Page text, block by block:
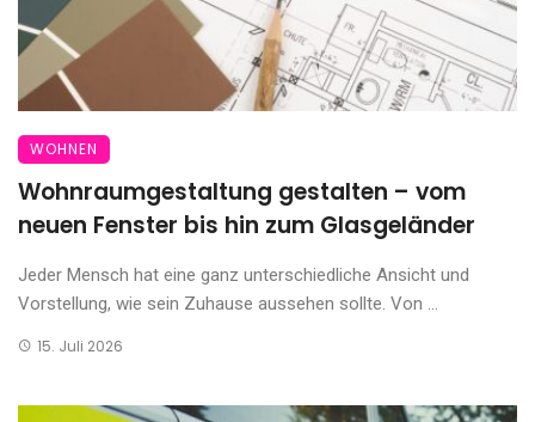
WOHNEN
Wohnraumgestaltung gestalten – vom
neuen Fenster bis hin zum Glasgeländer
Jeder Mensch hat eine ganz unterschiedliche Ansicht und
Vorstellung, wie sein Zuhause aussehen sollte. Von ...
15. Juli 2026